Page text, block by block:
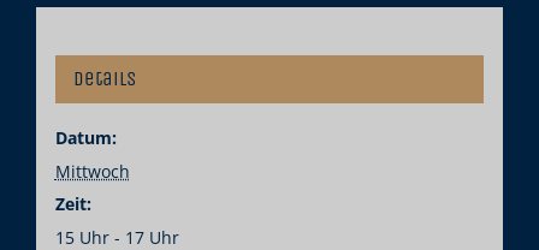
Details
Datum:
Mittwoch
Zeit:
15 Uhr - 17 Uhr